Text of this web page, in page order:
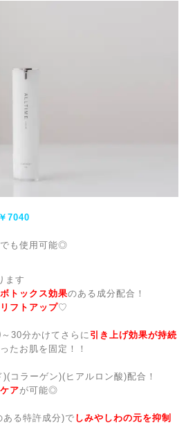
7040
も使用可能◎
ます
ボトックス効果のある成分配合！
リフトアップ♡
30分かけてさらに 引き上げ効果が持続
たお肌を固定！！
コラーゲン)(ヒアルロン酸)配合！
アが可能◎
ある特許成分)で しみやしわの元を抑制